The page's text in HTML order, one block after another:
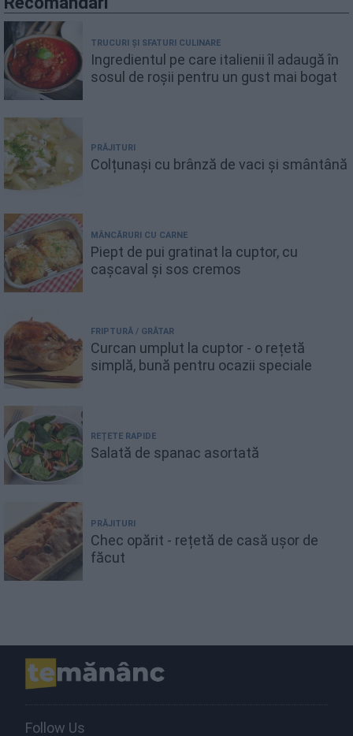
TRUCURI ȘI SFATURI CULINARE
Ingredientul pe care italienii îl adaugă în
sosul de roșii pentru un gust mai bogat
PRĂJITURI
Colțunași cu brânză de vaci și smântână
MÂNCĂRURI CU CARNE
Piept de pui gratinat la cuptor, cu
cașcaval și sos cremos
FRIPTURĂ / GRĂTAR
Curcan umplut la cuptor - o rețetă
simplă, bună pentru ocazii speciale
REȚETE RAPIDE
Salată de spanac asortată
PRĂJITURI
Chec opărit - rețetă de casă ușor de
făcut
Follow Us